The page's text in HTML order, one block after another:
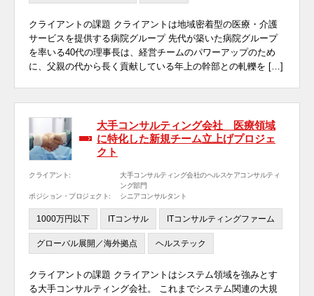
クライアントの課題 クライアントは地域密着型の医療・介護
サービスを提供する病院グループ 先代が築いた病院グループ
を率いる40代の理事長は、経営チームのパワーアップのため
に、父親の代から長く貢献している年上の幹部との軋轢を […]
大手コンサルティング会社 医療領域
に特化した新規チーム立上げプロジェ
クト
クライアント:
大手コンサルティング会社のヘルスケアコンサルティ
ング部門
ポジション・プロジェクト:
シニアコンサルタント
1000万円以下 ITコンサル ITコンサルティングファーム
グローバル展開／海外拠点 ヘルステック
クライアントの課題 クライアントはシステム領域を強みとす
る大手コンサルティング会社。 これまでシステム関連の大規